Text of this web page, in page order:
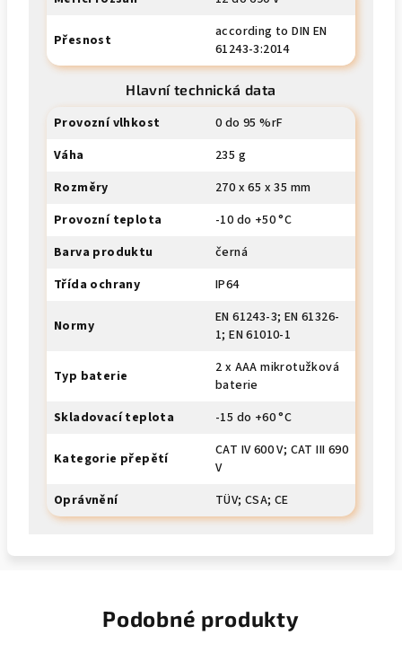
Přesnost
according to DIN EN
61243-3:2014
Hlavní technická data
Provozní vlhkost
0 do 95 %rF
Váha
235 g
Rozměry
270 x 65 x 35 mm
Provozní teplota
-10 do +50 °C
Barva produktu
černá
Třída ochrany
IP64
Normy
EN 61243-3; EN 61326-
1; EN 61010-1
Typ baterie
2 x AAA mikrotužková
baterie
Skladovací teplota
-15 do +60 °C
Kategorie přepětí
CAT IV 600 V; CAT III 690
V
Oprávnění
TÜV; CSA; CE
Podobné produkty